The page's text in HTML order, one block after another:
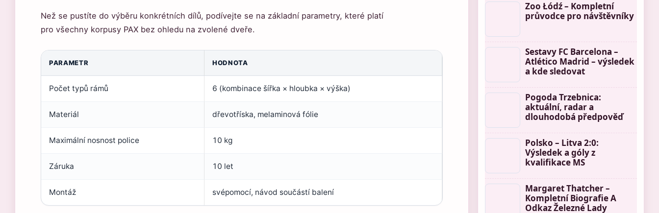
Než se pustíte do výběru konkrétních dílů, podívejte se na základní parametry, které platí
pro všechny korpusy PAX bez ohledu na zvolené dveře.
PARAMETR HODNOTA
Počet typů rámů 6 (kombinace šířka × hloubka × výška)
Materiál dřevotříska, melaminová fólie
Maximální nosnost police 10 kg
Záruka 10 let
Montáž svépomocí, návod součástí balení
Zoo Łódź – Kompletní
průvodce pro návštěvníky
Sestavy FC Barcelona –
Atlético Madrid – výsledek
a kde sledovat
Pogoda Trzebnica:
aktuální, radar a
dlouhodobá předpověď
Polsko – Litva 2:0:
Výsledek a góly z
kvalifikace MS
Margaret Thatcher –
Kompletní Biografie A
Odkaz Železné Lady